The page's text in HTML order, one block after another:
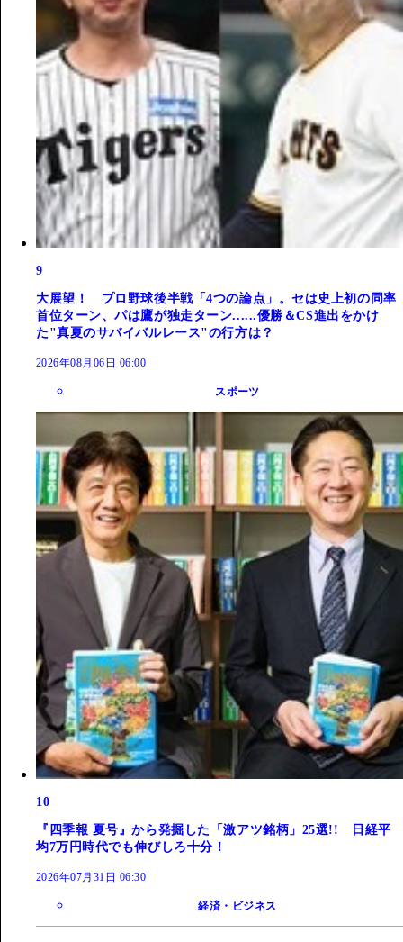
9
大展望！ プロ野球後半戦「4つの論点」。セは史上初の同率
首位ターン、パは鷹が独走ターン......優勝＆CS進出をかけ
た"真夏のサバイバルレース"の行方は？
2026年08月06日 06:00
スポーツ
10
『四季報 夏号』から発掘した「激アツ銘柄」25選!! 日経平
均7万円時代でも伸びしろ十分！
2026年07月31日 06:30
経済・ビジネス